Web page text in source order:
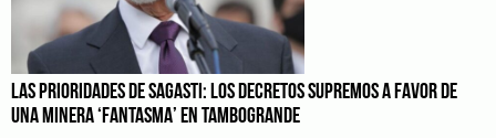
LAS PRIORIDADES DE SAGASTI: LOS DECRETOS SUPREMOS A FAVOR DE
UNA MINERA ‘FANTASMA’ EN TAMBOGRANDE